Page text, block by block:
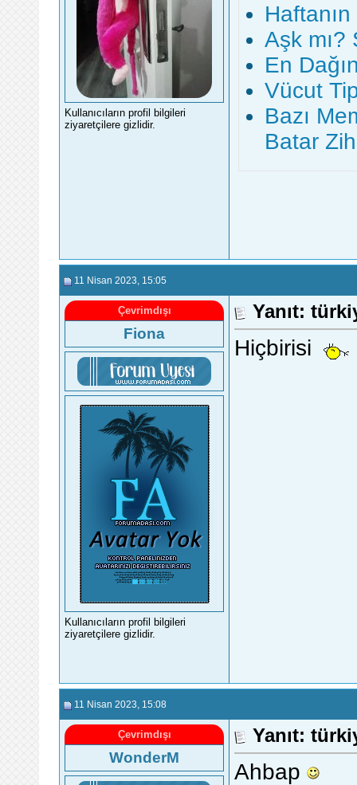
Kullanıcıların profil bilgileri
ziyaretçilere gizlidir.
Aşk
En
Vücut
Bazı
Batar
11 Nisan 2023 , 15:05
Çevrimdışı
Fiona
Kullanıcıların profil bilgileri
ziyaretçilere gizlidir.
Yanıt:
Hiçbirisi
11 Nisan 2023 , 15:08
Çevrimdışı
WonderM
Yanıt:
Ahbap